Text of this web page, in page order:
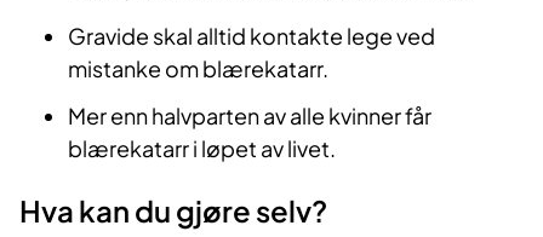
Gravide skal alltid kontakte lege ved
mistanke om blærekatarr.
Mer enn halvparten av alle kvinner får
blærekatarr i løpet av livet.
Hva kan du gjøre selv?